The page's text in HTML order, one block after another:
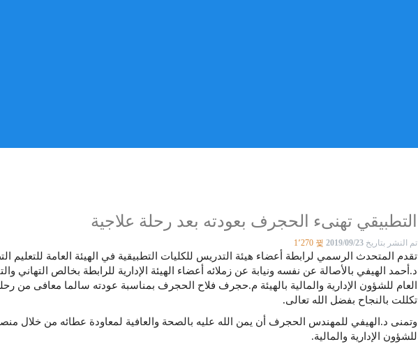
التطبيقي تهنىء الحجرف بعودته بعد رحلة علاجية
تم النشر بتاريخ2019/09/23 1٬270
تقدم المتحدث الرسمي ل‍رابطة أعضاء هيئة التدريس للكليات التطبيقية في الهيئة العامة للتعليم
د.أحمد الهيفي بالأصالة عن نفسه ونيابة عن زملائه أعضاء الهيئة الإدارية للرابطة بخالص التهاني
العام للشؤون الإدارية والمالية بالهيئة م.حجرف فلاح الحجرف بمناسبة عودته سالما معافى من
تكللت بالنجاح بفضل الله تعالى.
وتمنى د.الهيفي للمهندس الحجرف أن يمن الله عليه بالصحة والعافية لمعاودة عطائه من خلال
للشؤون الإدارية والمالية.